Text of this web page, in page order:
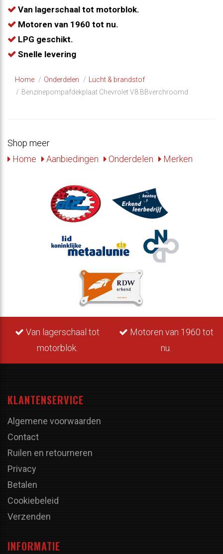
Van lagerschaal tot motorblok.
Motoren van 1960 tot nu.
LPG geschikt.
Snelle levering
Home Onderdelen
Lucht & brandstof
Benzinepompafdekplaat Chevrolet V8 BBverchroomd
Shop meer
Home
Aanbiedingen Onderdelen Merken
Van lagerschaal tot
motorblok.
Motoren van 1960 tot
nu.
KLANTENSERVICE
Algemene voorwaarden
Contact
Ruilen en retourneren
Privacy
Betalen
Cookiebeleid
Verzenden
INFORMATIE